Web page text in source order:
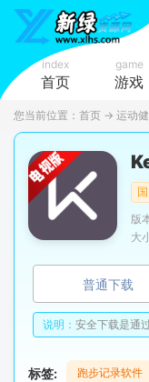
index
首页
game
游戏
您当前位置： 首页 → 运动
版
大
普通下载
说明： 安全下载是通
标签: 跑步记录软件